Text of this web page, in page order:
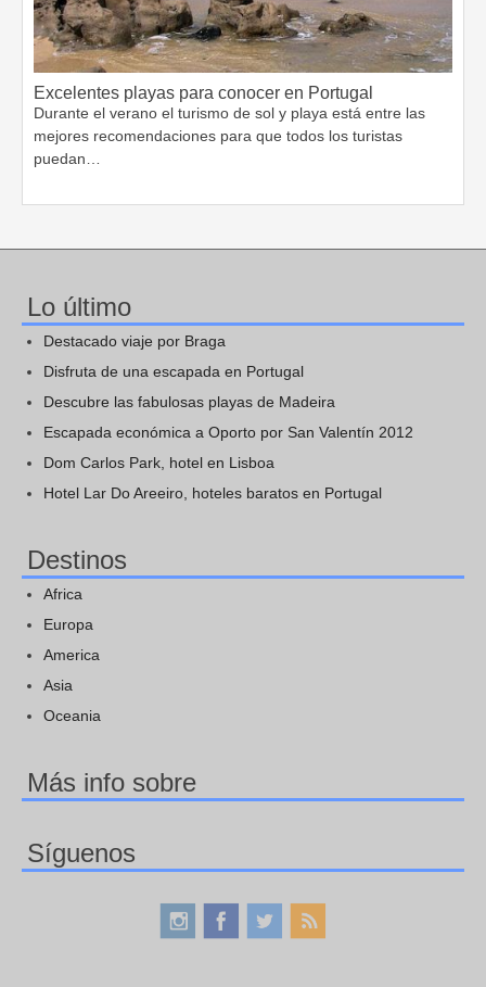
Excelentes playas para conocer en Portugal
Durante el verano el turismo de sol y playa está entre las
mejores recomendaciones para que todos los turistas
puedan…
Lo último
Destacado viaje por Braga
Disfruta de una escapada en Portugal
Descubre las fabulosas playas de Madeira
Escapada económica a Oporto por San Valentín 2012
Dom Carlos Park, hotel en Lisboa
Hotel Lar Do Areeiro, hoteles baratos en Portugal
Destinos
Africa
Europa
America
Asia
Oceania
Más info sobre
Síguenos